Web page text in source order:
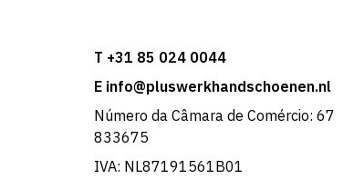
T +31 85 024 0044
E info@pluswerkhandschoenen.nl
Número da Câmara de Comércio: 67
833675
IVA: NL87191561B01